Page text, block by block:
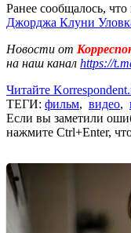
Ранее сообщалось,
Джорджа Клуни
Новости от
на наш канал https://
Читайте
ТЕГИ: фильм, видео,
Если вы заметили
нажмите Ctrl+Enter,